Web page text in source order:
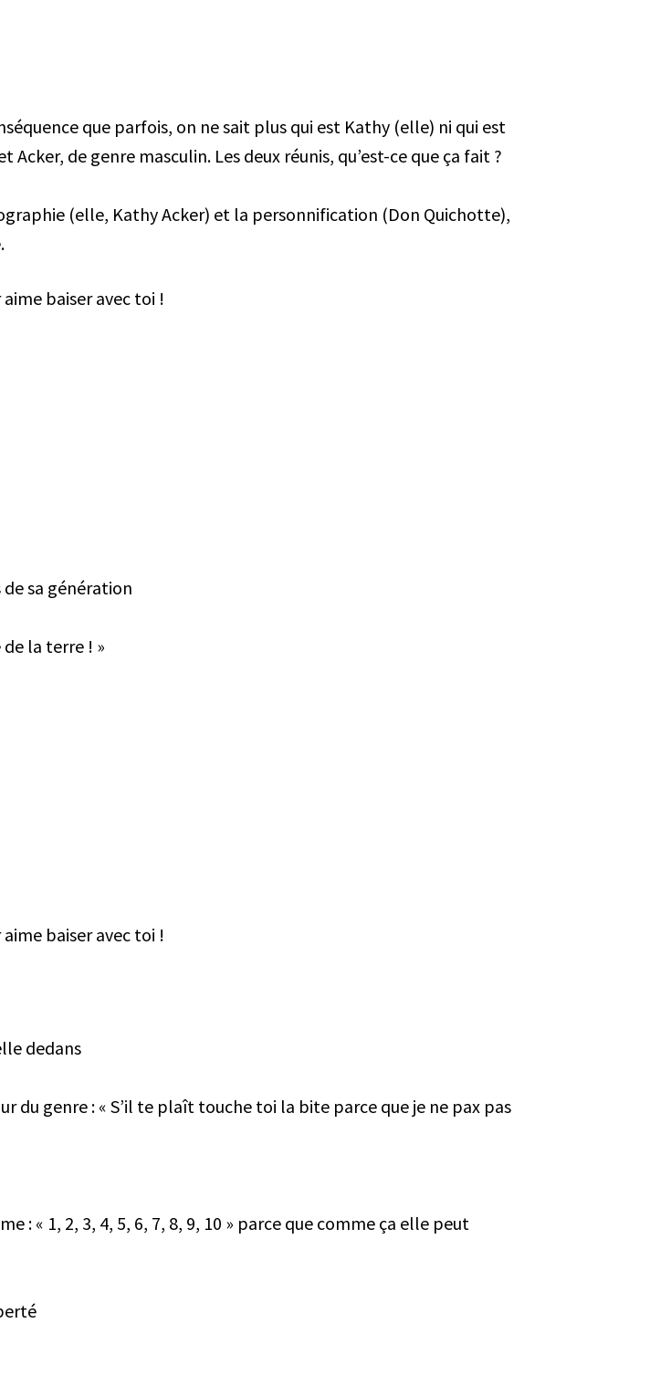
que parfois, on ne sait plus qui est Kathy (elle) ni qui est
de genre masculin. Les deux réunis, qu’est-ce que ça fait ?
(elle, Kathy Acker) et la personnification (Don Quichotte),
baiser avec toi !
sa génération
la terre ! »
baiser avec toi !
dedans
du genre : « S’il te plaît touche toi la bite parce que je ne pax pas
: « 1, 2, 3, 4, 5, 6, 7, 8, 9, 10 » parce que comme ça elle peut